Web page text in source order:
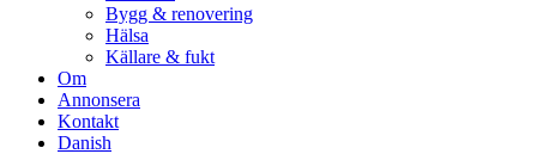
Bygg & renovering
Hälsa
Källare & fukt
Om
Annonsera
Kontakt
Danish